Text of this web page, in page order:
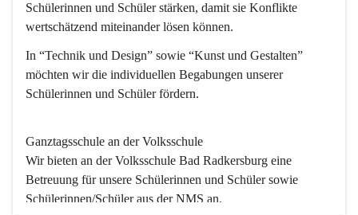
Schülerinnen und Schüler stärken, damit sie Konflikte
wertschätzend miteinander lösen können.
In “Technik und Design” sowie “Kunst und Gestalten”
möchten wir die individuellen Begabungen unserer
Schülerinnen und Schüler fördern.
Ganztagsschule an der Volksschule
Wir bieten an der Volksschule Bad Radkersburg eine
Betreuung für unsere Schülerinnen und Schüler sowie
Schülerinnen/Schüler aus der NMS an.